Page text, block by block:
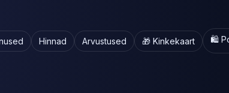
Hinnad Arvustused 🎁 Kinkekaart 🛍️